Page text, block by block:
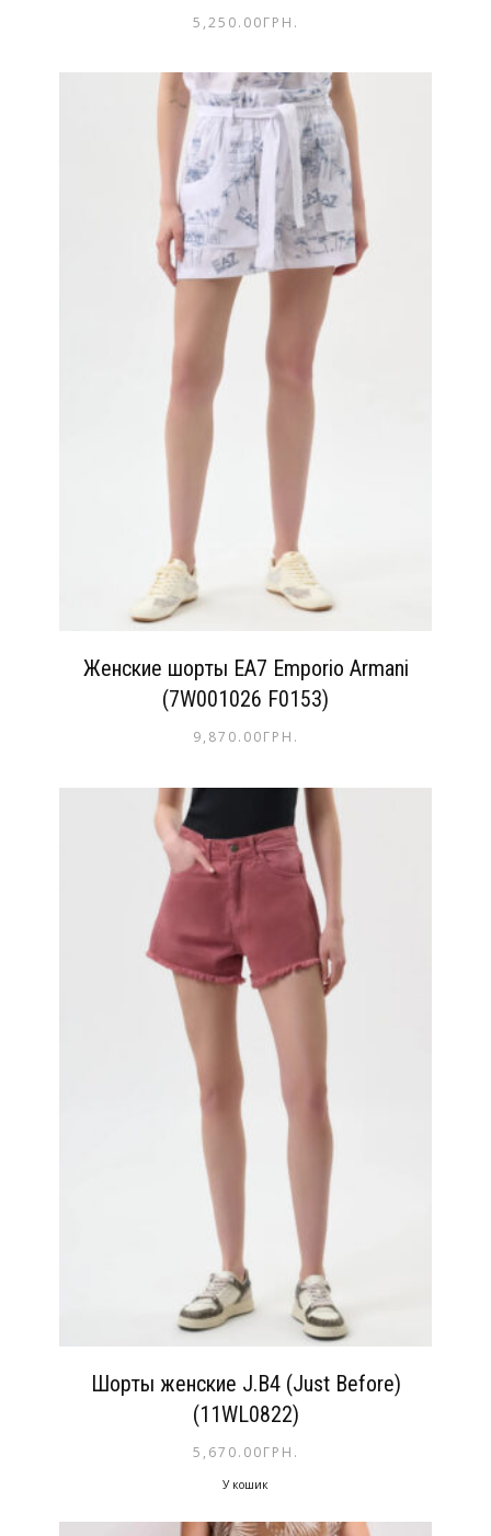
5,250.00ГРН.
Женские шорты EA7 Emporio Armani
(7W001026 F0153)
9,870.00ГРН.
Шорты женские J.B4 (Just Before)
(11WL0822)
5,670.00ГРН.
У кошик